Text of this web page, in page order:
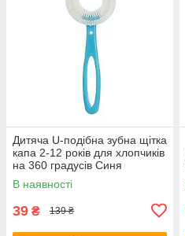
Дитяча U-подібна зубна щітка
капа 2-12 років для хлопчиків
на 360 градусів Синя
В наявності
39 ₴ 139 ₴